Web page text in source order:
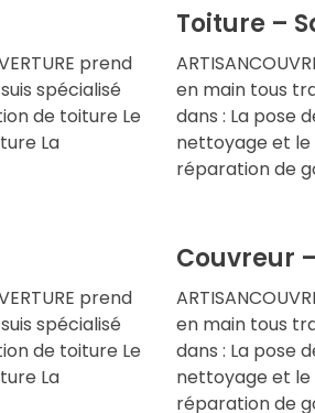
prend
spécialisé
de toiture Le
La
Toiture –
en main tous
dans : La pose
nettoyage et le
réparation de
prend
spécialisé
de toiture Le
La
Couvreur
en main tous
dans : La pose
nettoyage et le
réparation de